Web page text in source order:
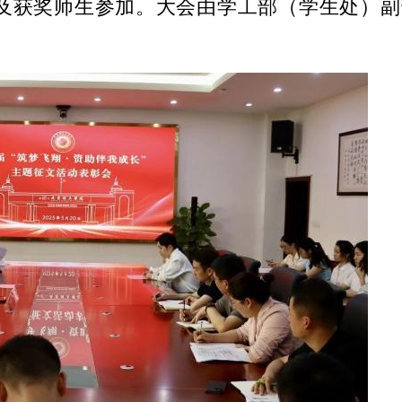
奖师生参加。大会由学工部（学生处）